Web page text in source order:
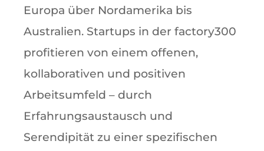
Europa über Nordamerika bis
Australien. Startups in der factory300
profitieren von einem offenen,
kollaborativen und positiven
Arbeitsumfeld – durch
Erfahrungsaustausch und
Serendipität zu einer spezifischen